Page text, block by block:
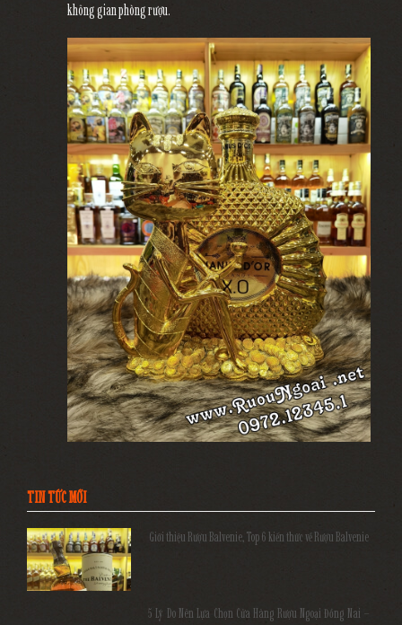
không gian phòng rượu.
TIN TỨC MỚI
Giới thiệu Rượu Balvenie, Top 6 kiến thức về Rượu Balvenie
5 Lý Do Nên Lựa Chọn Cửa Hàng Rượu Ngoại Đồng Nai –